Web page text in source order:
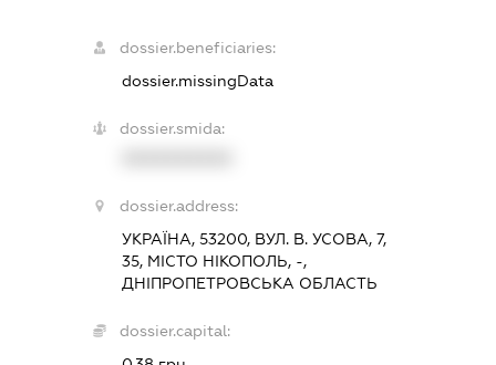
dossier.beneficiaries:
dossier.missingData
dossier.smida:
dossier.address:
УКРАЇНА, 53200, ВУЛ. В. УСОВА, 7,
35, МІСТО НІКОПОЛЬ, -,
ДНІПРОПЕТРОВСЬКА ОБЛАСТЬ
dossier.capital: